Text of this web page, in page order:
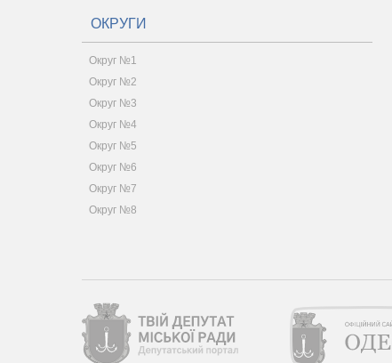
ОКРУГИ
Округ №1
Округ №2
Округ №3
Округ №4
Округ №5
Округ №6
Округ №7
Округ №8